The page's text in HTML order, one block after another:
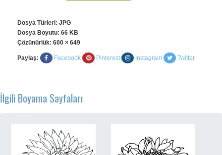
Dosya Türleri: JPG
Dosya Boyutu: 66 KB
Çözünürlük: 600 × 649
Paylaş: Facebook Pinterest Instagram Twitter
İlgili Boyama Sayfaları